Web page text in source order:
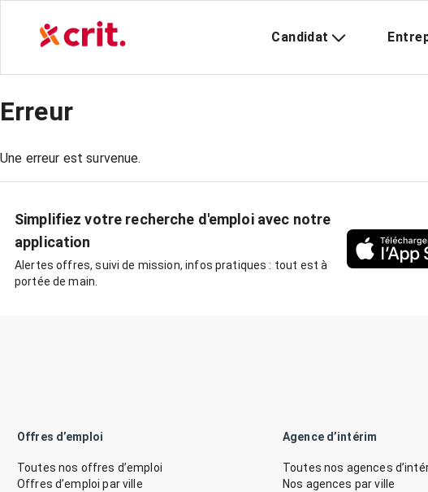
Candidat
Erreur
Une erreur est survenue.
Simplifiez votre recherche d'emploi avec notre
application
Alertes offres, suivi de mission, infos pratiques : tout est à
portée de main.
Offres d’emploi
Toutes nos offres d’emploi
Offres d’emploi par ville
Agence d’intérim
Toutes nos agences
Nos agences par ville